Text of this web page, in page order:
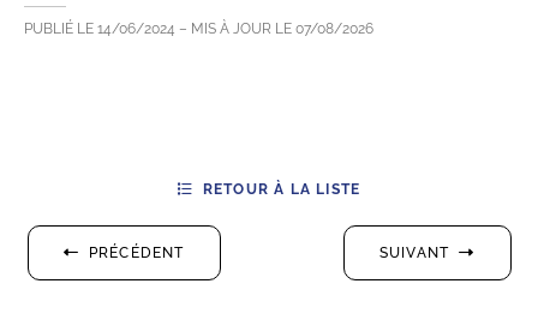
PUBLIÉ LE 14/06/2024 – MIS À JOUR LE 07/08/2026
PRÉCÉDENT
RETOUR À LA LISTE
SUIVANT